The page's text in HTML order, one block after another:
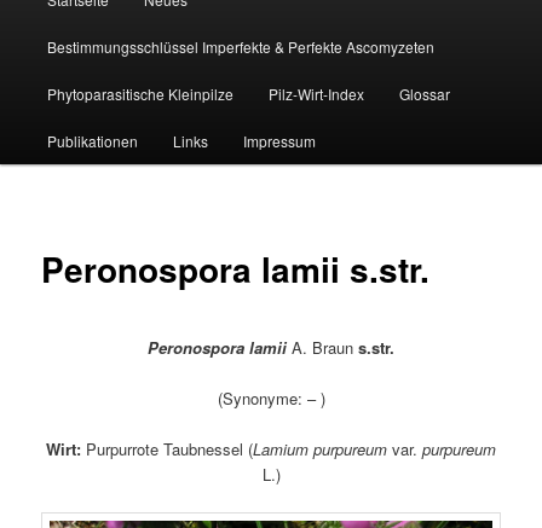
Bestimmungsschlüssel Imperfekte & Perfekte Ascomyzeten
Phytoparasitische Kleinpilze Pilz-Wirt-Index Glossar
Publikationen Links Impressum
Peronospora lamii s.str.
Peronospora lamii A. Braun s.str.
(Synonyme: – )
Wirt: Purpurrote Taubnessel (Lamium purpureum var. purpureum
L.)